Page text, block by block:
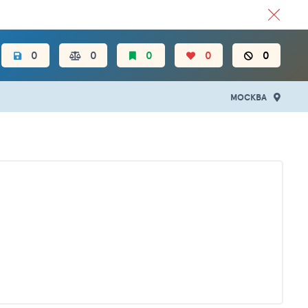
0 0 0 0 0
МОСКВА